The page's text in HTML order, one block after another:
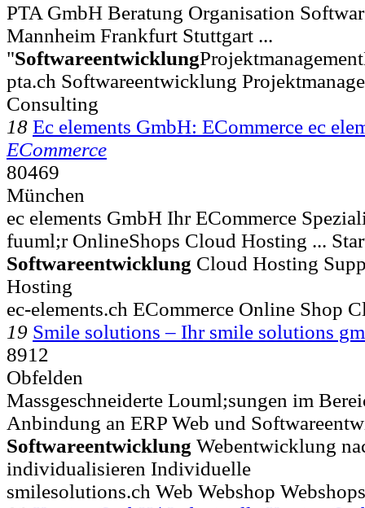
PTA GmbH Beratung Organisation
Mannheim Frankfurt Stuttgart ...
"Softwareentwicklung
pta.ch Softwareentwicklung
Consulting
18 Ec elements GmbH: ECommerce ec
ECommerce
80469
München
ec elements GmbH Ihr ECommerce
fuuml;r OnlineShops Cloud Hosting ...
Softwareentwicklung Cloud Hosting
Hosting
ec-elements.ch ECommerce Online Shop
19 Smile solutions – Ihr smile solutions
8912
Obfelden
Massgeschneiderte Louml;sungen im
Anbindung an ERP Web und
Softwareentwicklung Webentwicklung
individualisieren Individuelle
smilesolutions.ch Web Webshop